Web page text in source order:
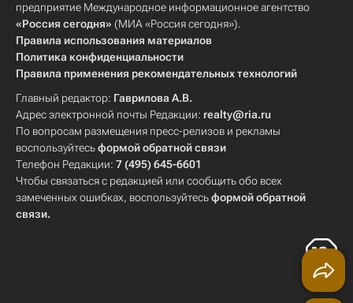
предприятие Международное информационное агентство
«Россия сегодня» (МИА «Россия сегодня»).
Правила использования материалов
Политика конфиденциальности
Правила применения рекомендательных технологий
Главный редактор: Гаврилова А.В.
Адрес электронной почты Редакции: realty@ria.ru
По вопросам размещения пресс-релизов и рекламы
воспользуйтесьформой обратной связи
Телефон Редакции: 7 (495) 645-6601
Чтобы связаться с редакцией или сообщить обо всех
замеченных ошибках, воспользуйтесьформой обратной
связи.